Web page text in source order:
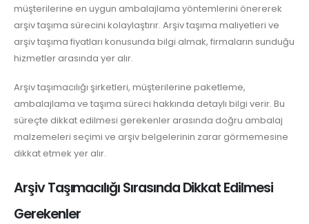
müşterilerine en uygun ambalajlama yöntemlerini önererek
arşiv taşıma sürecini kolaylaştırır. Arşiv taşıma maliyetleri ve
arşiv taşıma fiyatları konusunda bilgi almak, firmaların sunduğu
hizmetler arasında yer alır.
Arşiv taşımacılığı şirketleri, müşterilerine paketleme,
ambalajlama ve taşıma süreci hakkında detaylı bilgi verir. Bu
süreçte dikkat edilmesi gerekenler arasında doğru ambalaj
malzemeleri seçimi ve arşiv belgelerinin zarar görmemesine
dikkat etmek yer alır.
Arşiv Taşımacılığı Sırasında Dikkat Edilmesi
Gerekenler